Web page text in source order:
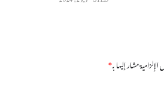
مشار إليها بـ*